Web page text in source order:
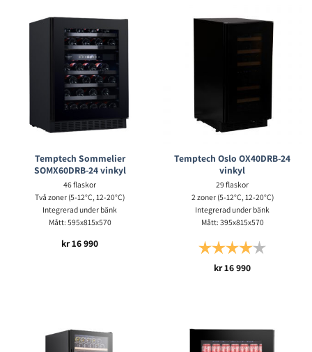
Temptech Sommelier
SOMX60DRB-24 vinkyl
46 flaskor
Två zoner (5-12°C, 12-20°C)
Integrerad under bänk
Mått: 595x815x570
kr16 990
Temptech Oslo OX40DRB-24
vinkyl
29 flaskor
2 zoner (5-12°C, 12-20°C)
Integrerad under bänk
Mått: 395x815x570
Betyg:
kr16 990